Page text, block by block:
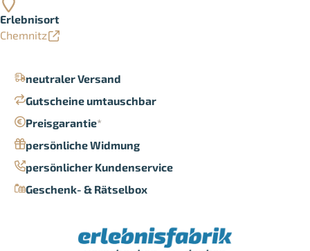
neutraler Versand
Gutscheine umtauschbar
Preisgarantie*
persönliche Widmung
persönlicher Kundenservice
Geschenk- & Rätselbox
Erlebnisort
Chemnitz